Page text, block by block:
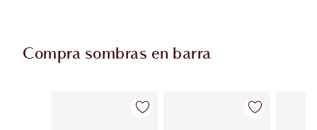
Compra sombras en barra
Artículo 1 de 22 Artículo 2 de 22